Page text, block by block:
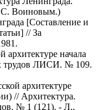
С. Воиновым.)
[Составление и
// За
архитектуре начала
трудов ЛИСИ. № 109.
архитектуре
// Архитектура.
№ 1 (121). - Л.,